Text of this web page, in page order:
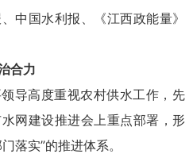
中国水利报、《江西政能量》
合力
导高度重视农村供水工作，先
网建设推进会上重点部署，形
落实”的推进体系。